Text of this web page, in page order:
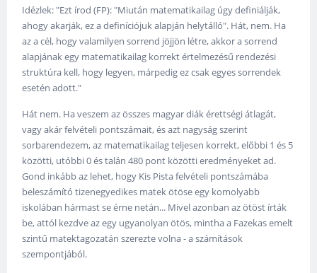
Idézlek: "Ezt írod (FP): "Miután matematikailag úgy definiálják,
ahogy akarják, ez a definíciójuk alapján helytálló". Hát, nem. Ha
az a cél, hogy valamilyen sorrend jöjjön létre, akkor a sorrend
alapjának egy matematikailag korrekt értelmezésű rendezési
struktúra kell, hogy legyen, márpedig ez csak egyes sorrendek
esetén adott."
Hát nem. Ha veszem az összes magyar diák érettségi átlagát,
vagy akár felvételi pontszámait, és azt nagyság szerint
sorbarendezem, az matematikailag teljesen korrekt, előbbi 1 és 5
közötti, utóbbi 0 és talán 480 pont közötti eredményeket ad.
Gond inkább az lehet, hogy Kis Pista felvételi pontszámába
beleszámító tizenegyedikes matek ötöse egy komolyabb
iskolában hármast se érne netán... Mivel azonban az ötöst írták
be, attól kezdve az egy ugyanolyan ötös, mintha a Fazekas emelt
szintű matektagozatán szerezte volna - a számítások
szempontjából.